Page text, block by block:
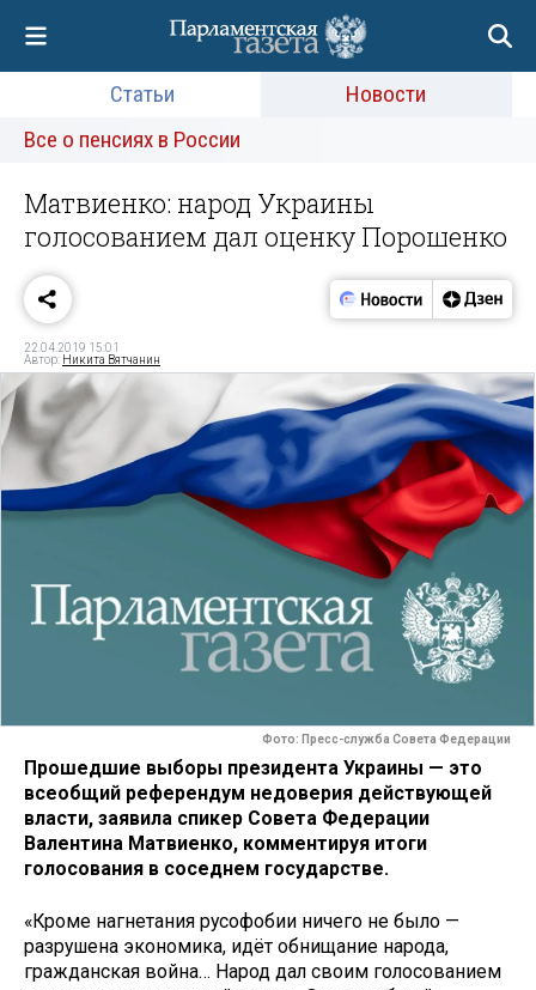
Статьи
Новости
Все о пенсиях в России
Матвиенко: народ Украины
голосованием дал оценку Порошенко
22.04.2019 15:01
Автор: Никита Вятчанин
Фото: Пресс-служба Совета Федерации
Прошедшие выборы президента Украины — это
всеобщий референдум недоверия действующей
власти, заявила спикер Совета Федерации
Валентина Матвиенко, комментируя итоги
голосования в соседнем государстве.
«Кроме нагнетания русофобии ничего не было —
разрушена экономика, идёт обнищание народа,
гражданская война… Народ дал своим голосованием